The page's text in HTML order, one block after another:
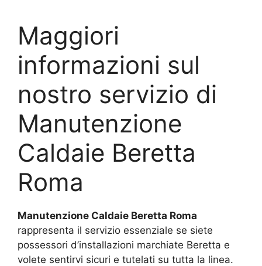
Maggiori
informazioni sul
nostro servizio di
Manutenzione
Caldaie Beretta
Roma
Manutenzione Caldaie Beretta Roma
rappresenta il servizio essenziale se siete
possessori d’installazioni marchiate Beretta e
volete sentirvi sicuri e tutelati su tutta la linea.